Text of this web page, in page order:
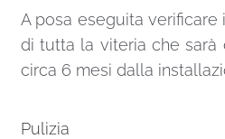
A posa eseguita
di tutta la viteria che sarà
circa 6 mesi dalla
Pulizia